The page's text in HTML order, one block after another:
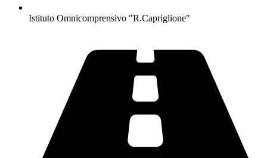
Istituto Omnicomprensivo "R.Capriglione"